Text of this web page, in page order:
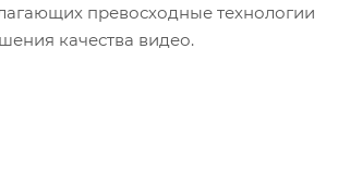
превосходные технологии
качества видео.